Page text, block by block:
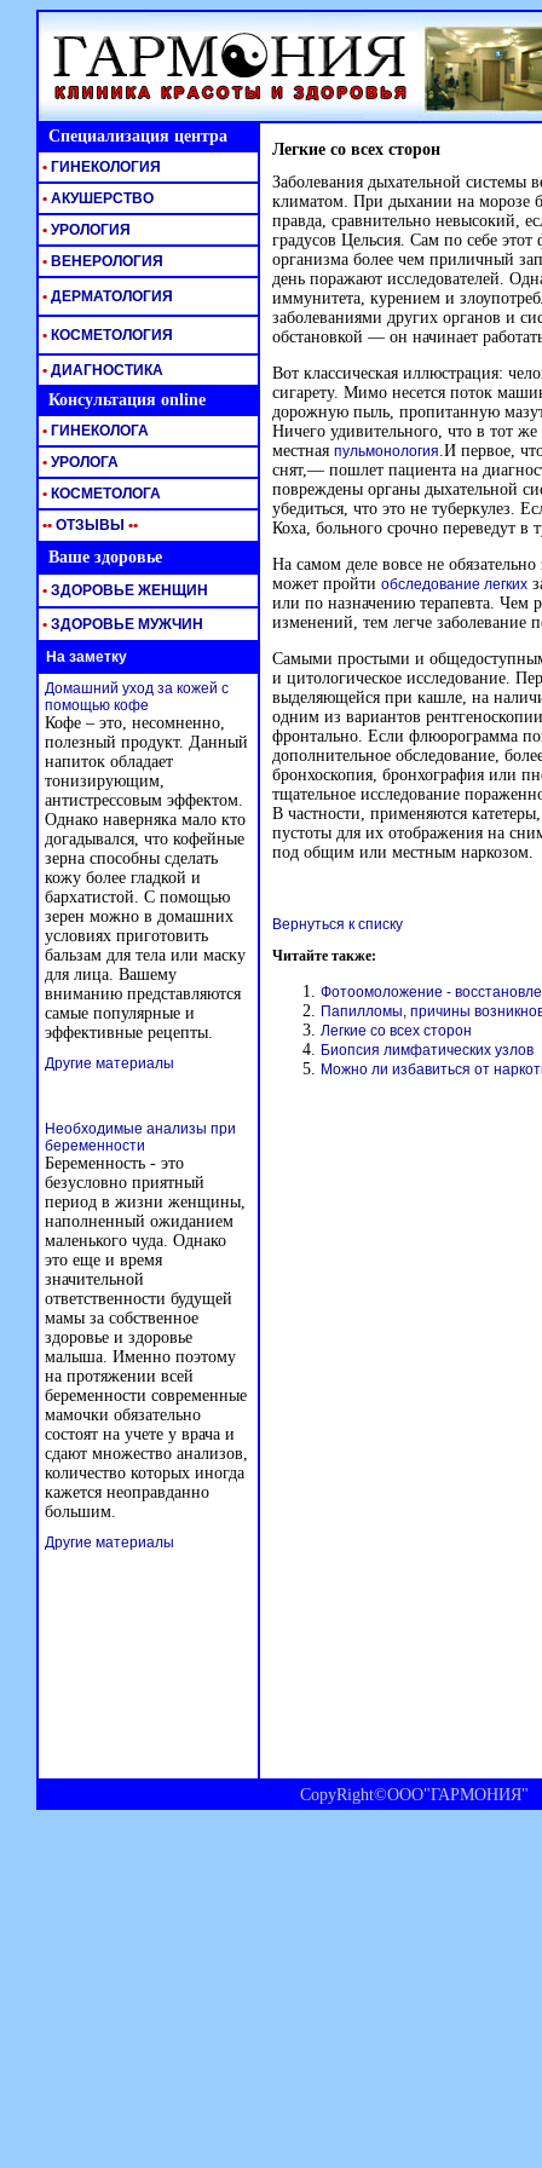
Специализация центра Легкие со всех сторон
Заболевания дыхательной системы
климатом. При дыхании на морозе
правда, сравнительно невысокий,
градусов Цельсия. Сам по себе
организма более чем приличный
день поражают исследователей.
иммунитета, курением и
заболеваниями других органов и
обстановкой — он начинает
Вот классическая иллюстрация:
сигарету. Мимо несется поток
дорожную пыль, пропитанную
Ничего удивительного, что в тот
местная пульмонология.И первое,
снят,— пошлет пациента на
повреждены органы дыхательной
убедиться, что это не туберкулез.
Коха, больного срочно переведут в
На самом деле вовсе не
может пройти обследование легких
или по назначению терапевта. Чем
изменений, тем легче заболевание
Самыми простыми и
и цитологическое исследование.
выделяющейся при кашле, на
одним из вариантов
фронтально. Если флюорограмма
дополнительное обследование,
бронхоскопия, бронхография или
тщательное исследование
В частности, применяются
пустоты для их отображения на
под общим или местным наркозом.
Вернуться к списку
Читайте также:
Фотоомоложение -
Папилломы, причины
Легкие со всех сторон
Биопсия лимфатических узлов
Можно ли избавиться от
• ГИНЕКОЛОГИЯ
• АКУШЕРСТВО
• УРОЛОГИЯ
• ВЕНЕРОЛОГИЯ
• ДЕРМАТОЛОГИЯ
• КОСМЕТОЛОГИЯ
• ДИАГНОСТИКА
Консультация online
• ГИНЕКОЛОГА
• УРОЛОГА
• КОСМЕТОЛОГА
•• ОТЗЫВЫ ••
Ваше здоровье
• ЗДОРОВЬЕ ЖЕНЩИН
• ЗДОРОВЬЕ МУЖЧИН
На заметку
Домашний уход за кожей с
помощью кофе
Кофе – это, несомненно,
полезный продукт. Данный
напиток обладает
тонизирующим,
антистрессовым эффектом.
Однако наверняка мало кто
догадывался, что кофейные
зерна способны сделать
кожу более гладкой и
бархатистой. С помощью
зерен можно в домашних
условиях приготовить
бальзам для тела или маску
для лица. Вашему
вниманию представляются
самые популярные и
эффективные рецепты.
Другие материалы
Необходимые анализы при
беременности
Беременность - это
безусловно приятный
период в жизни женщины,
наполненный ожиданием
маленького чуда. Однако
это еще и время
значительной
ответственности будущей
мамы за собственное
здоровье и здоровье
малыша. Именно поэтому
на протяжении всей
беременности современные
мамочки обязательно
состоят на учете у врача и
сдают множество анализов,
количество которых иногда
кажется неоправданно
большим.
Другие материалы